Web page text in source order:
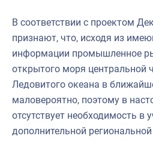
В соответствии с проектом
признают, что, исходя из
информации промышленное
открытого моря центральной
Ледовитого океана в
маловероятно, поэтому в
отсутствует необходимость в
дополнительной